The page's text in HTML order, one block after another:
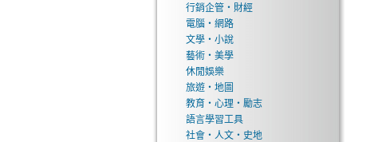
行銷企管‧財經
電腦‧網路
文學‧小說
藝術‧美學
休閒娛樂
旅遊‧地圖
教育‧心理‧勵志
語言學習工具
社會‧人文‧史地